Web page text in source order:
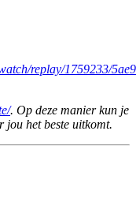
replay/1759233/
. Op deze manier kun je
jou het beste uitkomt.